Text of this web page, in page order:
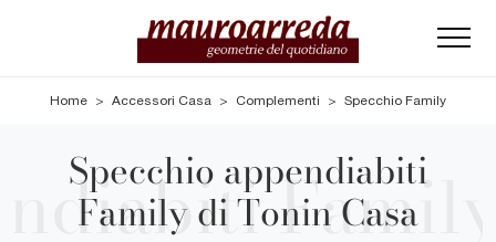
Home > Accessori Casa > Complementi > Specchio Family
Specchio appendiabiti
Family di Tonin Casa